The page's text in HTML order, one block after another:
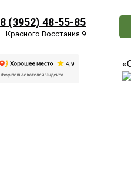
8 (3952) 48-55-85
Красного Восстания 9